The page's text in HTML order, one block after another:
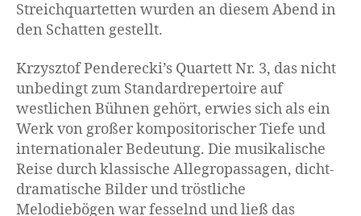
Streichquartetten wurden an diesem Abend in
den Schatten gestellt.
Krzysztof Penderecki’s Quartett Nr. 3, das nicht
unbedingt zum Standardrepertoire auf
westlichen Bühnen gehört, erwies sich als ein
Werk von großer kompositorischer Tiefe und
internationaler Bedeutung. Die musikalische
Reise durch klassische Allegropassagen, dicht-
dramatische Bilder und tröstliche
Melodiebögen war fesselnd und ließ das